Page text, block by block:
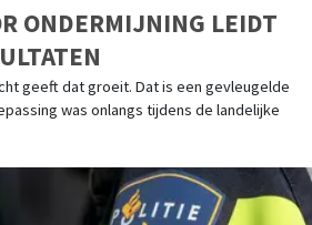
ONDERMIJNING LEIDT
geeft dat groeit. Dat is een gevleugelde
was onlangs tijdens de landelijke